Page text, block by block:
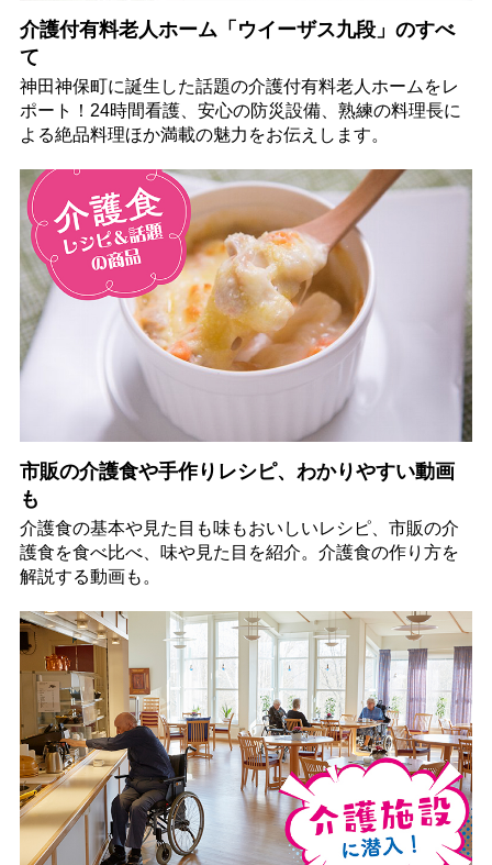
介護付有料老人ホーム「ウイーザス九段」のすべ
て
神田神保町に誕生した話題の介護付有料老人ホームをレ
ポート！24時間看護、安心の防災設備、熟練の料理長に
よる絶品料理ほか満載の魅力をお伝えします。
市販の介護食や手作りレシピ、わかりやすい動画
も
介護食の基本や見た目も味もおいしいレシピ、市販の介
護食を食べ比べ、味や見た目を紹介。介護食の作り方を
解説する動画も。